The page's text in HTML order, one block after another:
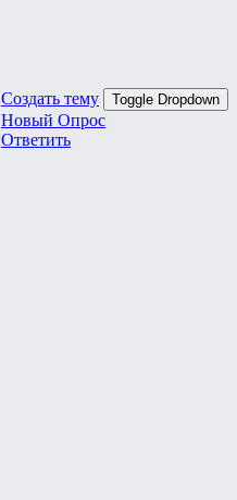
Создать тему Toggle Dropdown
Новый Опрос
Ответить